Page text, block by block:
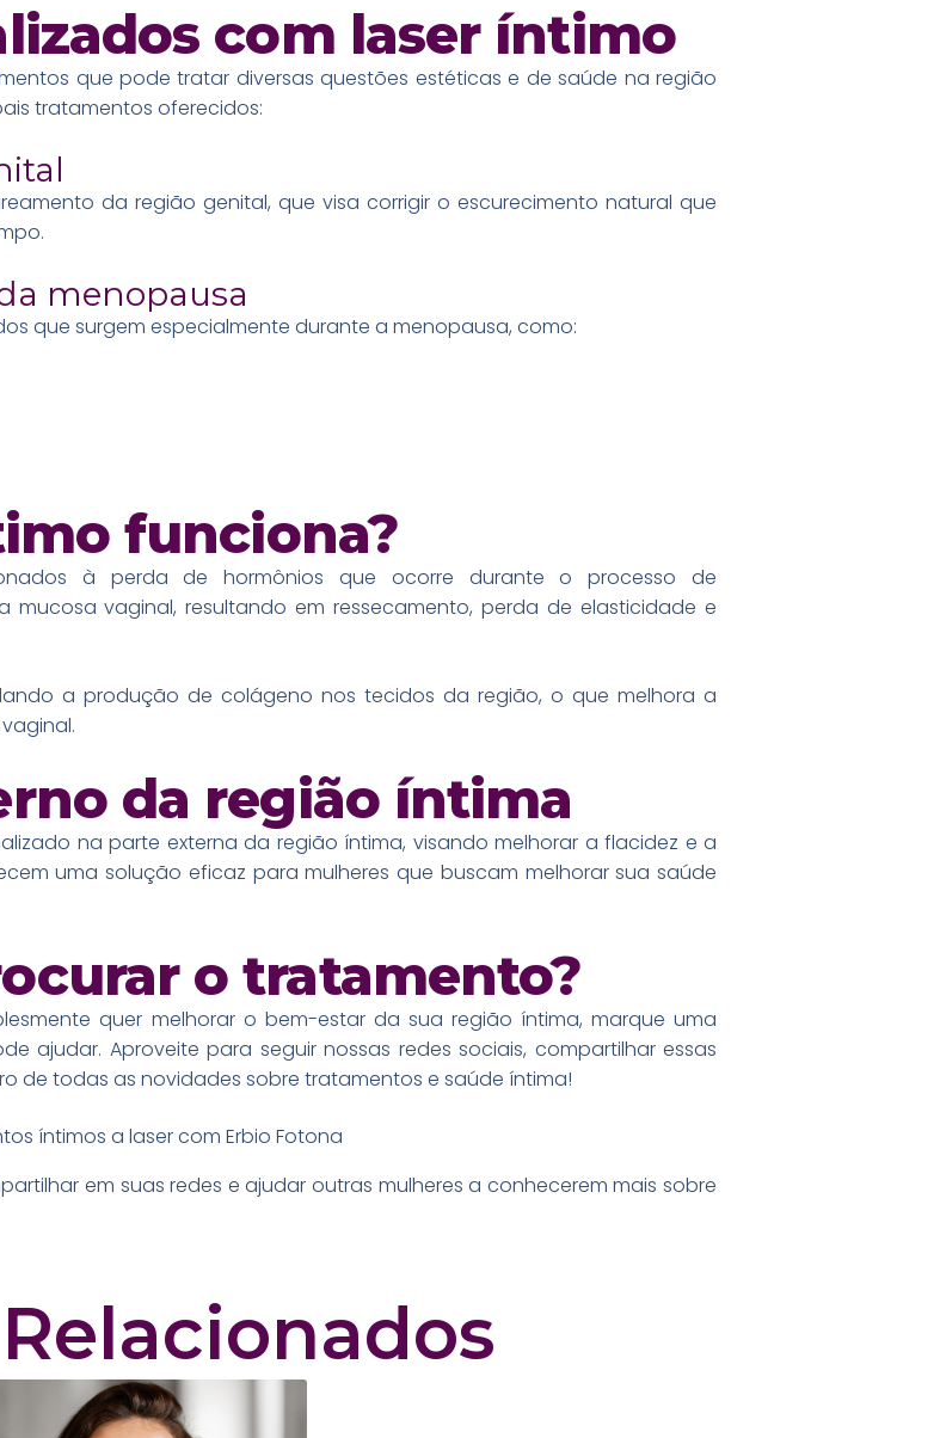
com laser íntimo
que pode tratar diversas questões estéticas e de saúde na região
tratamentos oferecidos:
da região genital, que visa corrigir o escurecimento natural que
menopausa
que surgem especialmente durante a menopausa, como:
funciona?
à perda de hormônios que ocorre durante o processo de
vaginal, resultando em ressecamento, perda de elasticidade e
a produção de colágeno nos tecidos da região, o que melhora a
da região íntima
na parte externa da região íntima, visando melhorar a flacidez e a
uma solução eficaz para mulheres que buscam melhorar sua saúde
o tratamento?
quer melhorar o bem-estar da sua região íntima, marque uma
ajudar. Aproveite para seguir nossas redes sociais, compartilhar essas
de todas as novidades sobre tratamentos e saúde íntima!
íntimos a laser com Erbio Fotona
em suas redes e ajudar outras mulheres a conhecerem mais sobre